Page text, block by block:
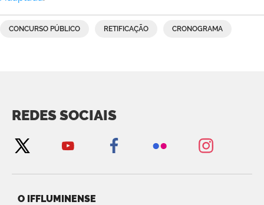
CONCURSO PÚBLICO RETIFICAÇÃO CRONOGRAMA
REDES SOCIAIS
O IFFLUMINENSE